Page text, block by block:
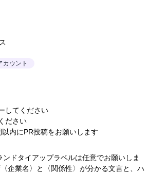
カウント
してください
ださい
内にPR投稿をお願いします
ドタイアップラベルは任意でお願いしま
企業名〉と〈関係性〉が分かる文言と、ハ